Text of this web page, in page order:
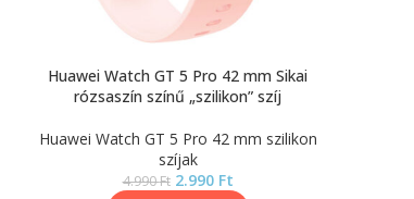
Huawei Watch GT 5 Pro 42 mm Sikai
rózsaszín színű „szilikon” szíj
Huawei Watch GT 5 Pro 42 mm szilikon
szíjak
4.990Ft 2.990 Ft